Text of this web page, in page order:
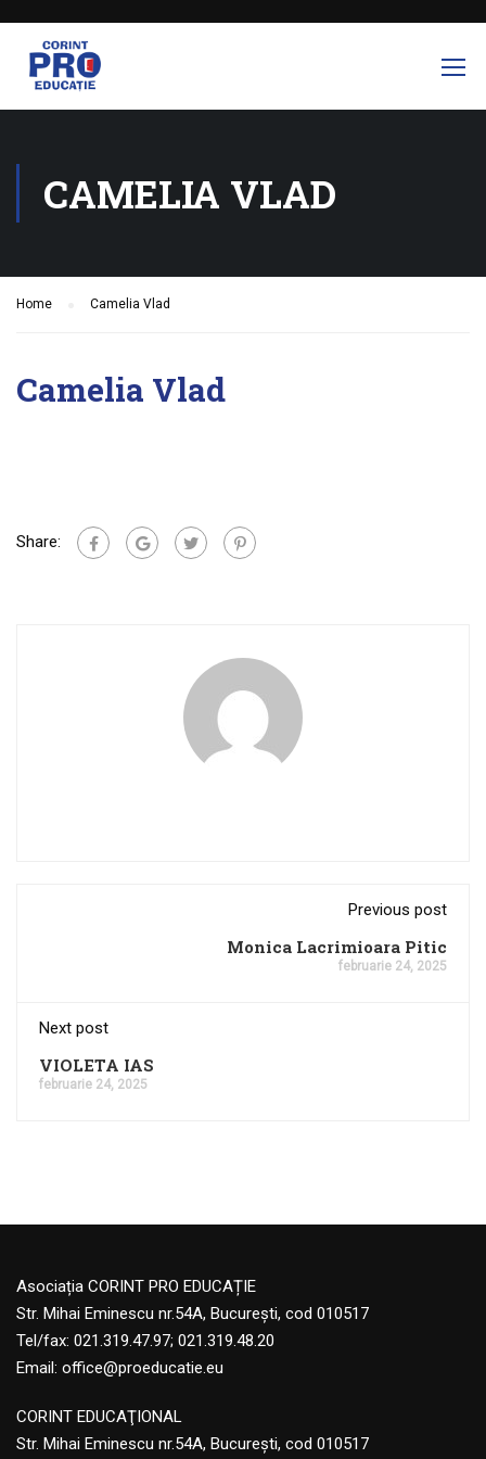
CAMELIA VLAD
Home Camelia Vlad
Camelia Vlad
Share:
Previous post
Monica Lacrimioara Pitic
februarie 24, 2025
Next post
VIOLETA IAS
februarie 24, 2025
Asociația CORINT PRO EDUCAȚIE
Str. Mihai Eminescu nr.54A, București, cod 010517
Tel/fax: 021.319.47.97; 021.319.48.20
Email: office@proeducatie.eu
CORINT EDUCAŢIONAL
Str. Mihai Eminescu nr.54A, Bucureşti, cod 010517